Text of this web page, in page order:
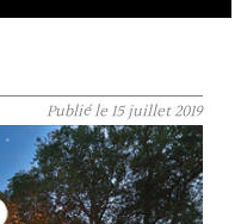
Publié le15 juillet 2019